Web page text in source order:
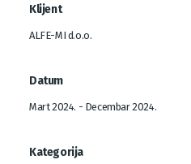
Klijent
ALFE-MI d.o.o.
Datum
Mart 2024. - Decembar 2024.
Kategorija